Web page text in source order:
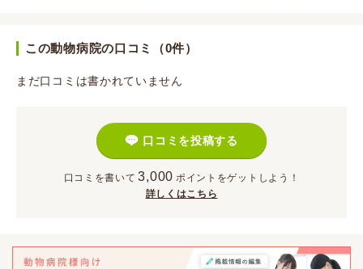
この動物病院の口コミ（0件）
まだ口コミは書かれていません
口コミを投稿する
口コミを書いて 3,000 ポイント をゲットしよう！
詳しくはこちら